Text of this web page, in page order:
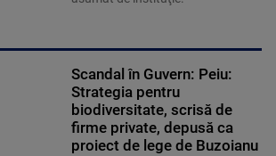
Scandal în Guvern: Peiu:
Strategia pentru
biodiversitate, scrisă de
firme private, depusă ca
proiect de lege de Buzoianu